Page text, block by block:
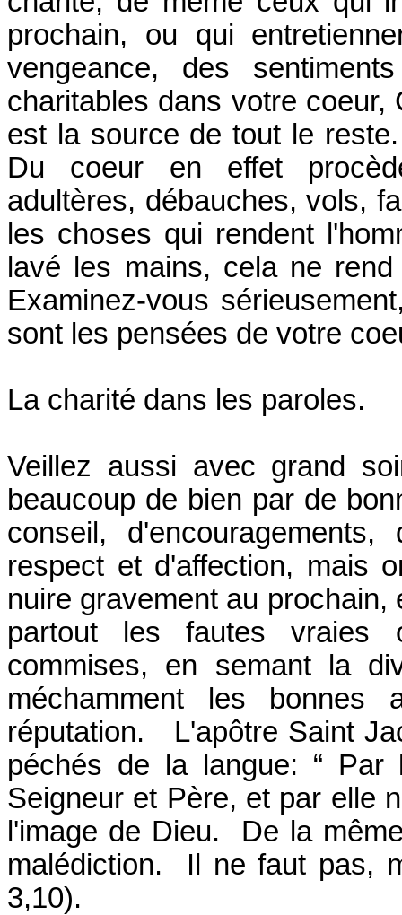
prochain, ou qui
vengeance, des
charitables dans votre
est la source de tout le
Du coeur en effet
adultères, débauches, vols,
les choses qui rendent
lavé les mains, cela ne
Examinez-vous
sont les pensées de votre
La charité dans les paroles.
Veillez aussi avec grand
beaucoup de bien par de
conseil,
respect et d'affection, mais
nuire gravement au
partout les fautes vraies
commises, en semant la
méchamment les bonnes
réputation. L'apôtre Saint
péchés de la langue: “ Par
Seigneur et Père, et par elle
l'image de Dieu. De la
malédiction. Il ne faut pas,
3,10).